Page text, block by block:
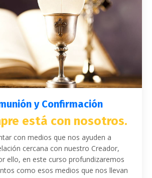
y Confirmación
está con nosotros.
con medios que nos ayuden a
cercana con nuestro Creador,
ello, en este curso profundizaremos
como esos medios que nos llevan